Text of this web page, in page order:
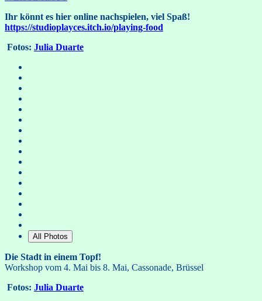
Ihr könnt es hier online nachspielen, viel Spaß!
https://studioplayces.itch.io/playing-food
Fotos: Julia Duarte
All Photos
Die Stadt in einem Topf!
Workshop vom 4. Mai bis 8. Mai, Cassonade, Brüssel
Fotos: Julia Duarte